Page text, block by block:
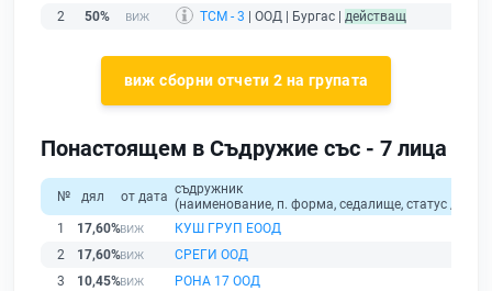
2
50% ТСМ - 3 | ООД | Бургас | действащ
виж сборни отчети 2 на групата
Понастоящем в Съдружие със - 7 лица
№ дял от дата съдружник
(наименование, п. форма, седалище, статус /
1
17,60%
КУШ ГРУП ЕООД
2
17,60%
СРЕГИ ООД
3
10,45%
РОНА 17 ООД